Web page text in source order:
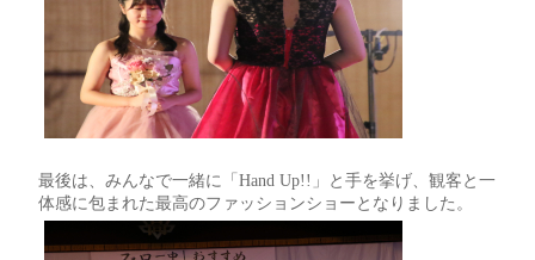
最後は、みんなで一緒に「Hand Up!! 」 と手を挙げ、観客と一
体感に包まれた最高のファッションショーとなりました。